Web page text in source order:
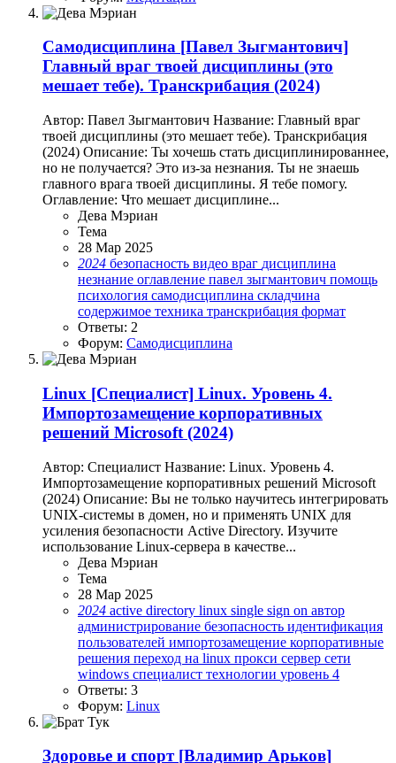
Самодисциплина [Павел Зыгмантович]
Главный враг твоей дисциплины (это
мешает тебе). Транскрибация (2024)
Автор: Павел Зыгмантович Название: Главный враг
твоей дисциплины (это мешает тебе). Транскрибация
(2024) Описание: Ты хочешь стать дисциплинированнее,
но не получается? Это из-за незнания. Ты не знаешь
главного врага твоей дисциплины. Я тебе помогу.
Оглавление: Что мешает дисциплине...
Дева Мэриан
Тема
28 Мар 2025
2024 безопасность видео враг дисциплина
незнание оглавление павел зыгмантович помощь
психология самодисциплина складчина
содержимое техника транскрибация формат
Ответы: 2
Форум: Самодисциплина
Linux [Специалист] Linux. Уровень 4.
Импортозамещение корпоративных
решений Microsoft (2024)
Автор: Специалист Название: Linux. Уровень 4.
Импортозамещение корпоративных решений Microsoft
(2024) Описание: Вы не только научитесь интегрировать
UNIX-cистемы в домен, но и применять UNIX для
усиления безопасности Active Directory. Изучите
использование Linux-сервера в качестве...
Дева Мэриан
Тема
28 Мар 2025
2024 active directory linux single sign on автор
администрирование безопасность идентификация
пользователей импортозамещение корпоративные
решения переход на linux прокси сервер сети
windows специалист технологии уровень 4
Ответы: 3
Форум: Linux
Здоровье и спорт [Владимир Арьков]